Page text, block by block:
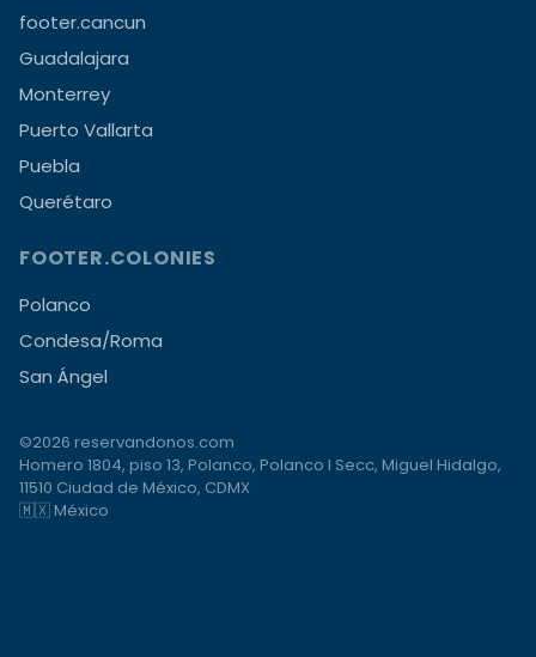
footer.cancun
Guadalajara
Monterrey
Puerto Vallarta
Puebla
Querétaro
FOOTER.COLONIES
Polanco
Condesa/Roma
San Ángel
©2026 reservandonos.com
Homero 1804, piso 13, Polanco, Polanco I Secc, Miguel Hidalgo,
11510 Ciudad de México, CDMX
🇲🇽 México